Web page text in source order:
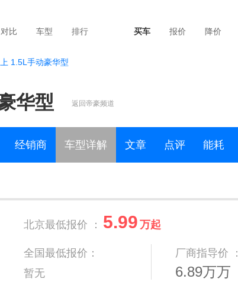
对比 车型 排行 买车 报价 降价
1.5L手动豪华型
华型 返回帝豪频道
经销商 车型详解 文章 点评 能耗
北京最低报价 ： 5.99 万起
全国最低报价：
暂无
厂商指导价 ：
6.89万万